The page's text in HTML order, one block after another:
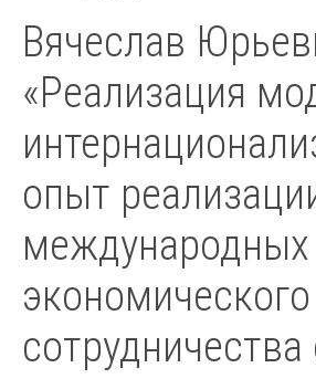
Вячеслав
«Реализация
опыт
международных